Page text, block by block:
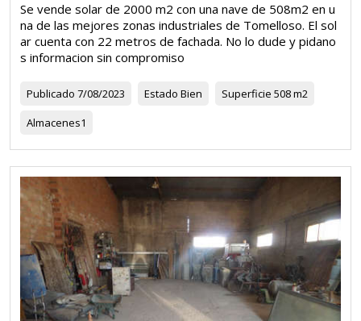
Se vende solar de 2000 m2 con una nave de 508m2 en u
na de las mejores zonas industriales de Tomelloso. El sol
ar cuenta con 22 metros de fachada. No lo dude y pidano
s informacion sin compromiso
Publicado 7/08/2023 Estado Bien Superficie 508 m2
Almacenes1